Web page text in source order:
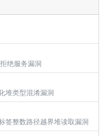
绝服务漏洞
堆类型混淆漏洞
签整数路径越界堆读取漏洞